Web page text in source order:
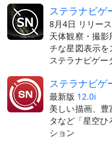
ステラナビゲ
8月4日 リリース
天体観察・撮
チな星図表示を
ステラナビゲー
ステラナビゲ
最新版 12.0i
美しい描画、
タなど「星空
ション